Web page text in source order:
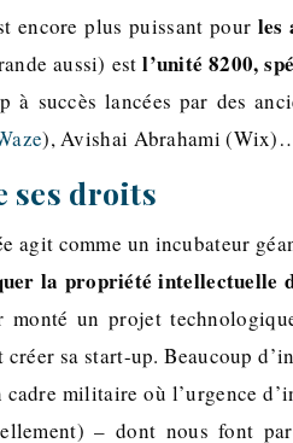
encore plus puissant pour les
aussi) estl’unité 8200,
succès lancées par des
), Avishai Abrahami
ses droits
agit comme un incubateur
la propriété intellectuelle
monté un projet
sa start-up. Beaucoup
militaire où l’urgence
– dont nous font